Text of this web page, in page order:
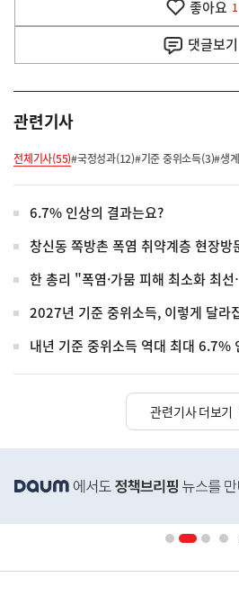
좋아요 1
댓글보기
관련기사
전체기사(55)#국정성과(12)#기준 중위소득(3)#생
6.7% 인상의 결과는요?
창신동 쪽방촌 폭염 취약계층 현장방
한 총리 "폭염·가뭄 피해 최소화 최
2027년 기준 중위소득, 이렇게 달라
내년 기준 중위소득 역대 최대
관련기사 더보기
단
배
영